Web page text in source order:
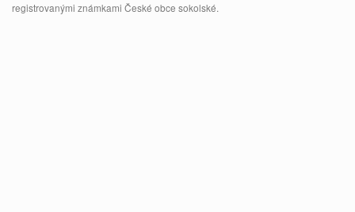
registrovanými známkami České obce sokolské.